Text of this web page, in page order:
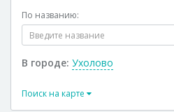
По названию:
В городе: Ухолово
Поиск на карте